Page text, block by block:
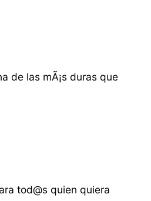
de las mÃ¡s duras que
tod@s quien quiera